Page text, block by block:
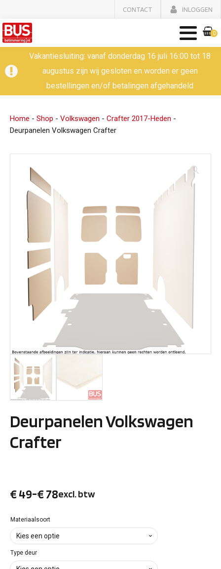
CONTACT INLOGGEN
0
Vakantiesluiting: vanaf donderdag 16 juli 16:00 tot 18
augustus zijn wij gesloten en worden er geen
bestellingen en/of betalingen afgehandeld
Home - Shop - Volkswagen - Crafter 2017-Heden -
Deurpanelen Volkswagen Crafter
Deurpanelen Volkswagen
Crafter
€ 49-€ 78
Prijsklasse:
€ 49
tot
€ 78
excl. btw
Materiaalsoort
Type deur